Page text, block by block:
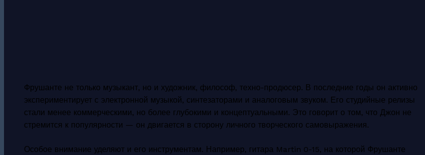
Фрушанте не только музыкант, но и художник, философ, техно-продюсер. В последние годы он активно
экспериментирует с электронной музыкой, синтезаторами и аналоговым звуком. Его студийные релизы
стали менее коммерческими, но более глубокими и концептуальными. Это говорит о том, что Джон не
стремится к популярности — он двигается в сторону личного творческого самовыражения.
Особое внимание уделяют и его инструментам. Например, гитара Martin 0-15, на которой Фрушанте